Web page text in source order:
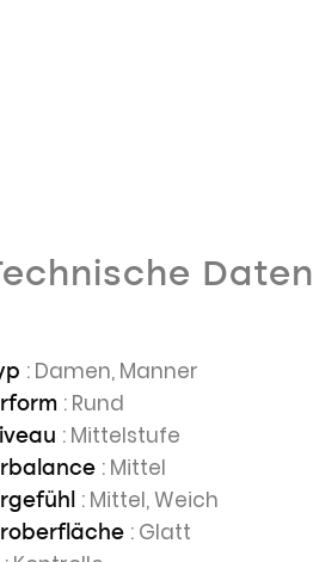
Daten
: Damen, Manner
: Rund
: Mittelstufe
: Mittel
: Mittel, Weich
: Glatt